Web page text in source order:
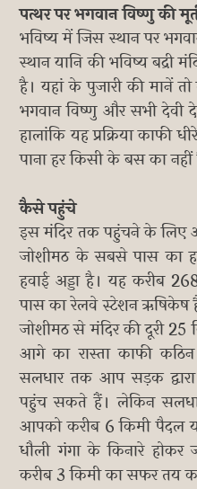
पत्थर पर भगवान विष्णु की
भविष्य में जिस स्थान पर
स्थान यानि की भविष्य बद्री
है। यहां के पुजारी की मानें
भगवान विष्णु और सभी देवी
हालांकि यह प्रक्रिया काफी
पाना हर किसी के बस का नहीं
कैसे पहुंचे
इस मंदिर तक पहुंचने के लिए
जोशीमठ के सबसे पास का
हवाई अड्डा है। यह करीब
पास का रेलवे स्टेशन ऋषिकेष
जोशीमठ से मंदिर की दूरी 25
आगे का रास्ता काफी
सलधार तक आप सड़क
पहुंच सकते हैं। लेकिन
आपको करीब 6 किमी पैदल
धौली गंगा के किनारे
करीब 3 किमी का सफर तय